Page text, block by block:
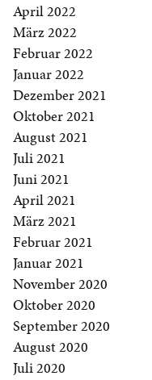
April 2022
März 2022
Februar 2022
Januar 2022
Dezember 2021
Oktober 2021
August 2021
Juli 2021
Juni 2021
April 2021
März 2021
Februar 2021
Januar 2021
November 2020
Oktober 2020
September 2020
August 2020
Juli 2020